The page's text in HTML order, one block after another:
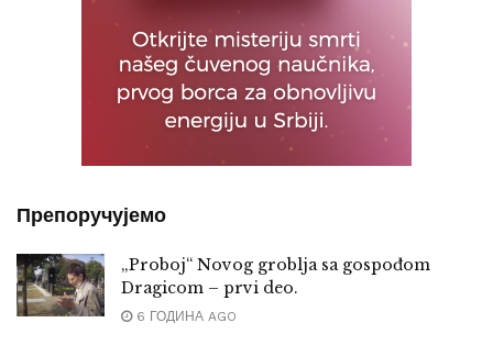
Препоручујемо
„Proboj“ Novog groblja sa gospođom
Dragicom – prvi deo.
6 ГОДИНА AGO